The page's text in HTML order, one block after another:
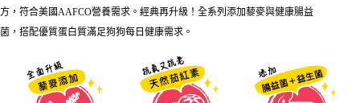
1.本服務係由「台灣大哥大股份有限公司」（以下簡稱本公司）所提供，讓
買賣價金債權讓與本公司後，依約使用本公司帳單繳交帳款。
資料（包含姓名、電話或地址）提供予台灣大哥大進項蒐集、處理及利用，
由本公司與您本人進行分期帳單所需資料之確認、核對及更正。
3.完整用戶服務條款，請詳閱以下連結：https://oppay.tw/userRule
※ 請注意：結帳手續完成當下不需立刻繳費，但若您需要取消訂單，請聯絡
購買商品的店家。未經商家同意取消之訂單仍視為有效，需透過AFTEE先享
※ 交易是否成功請以「AFTEE先享後付 」之結帳頁面顯示為準，若有關於
是否繳費成功／繳費後需取消欲退款等相關疑問，請聯繫「AFTEE先享後付
客戶支援中心」https://netprotections.freshdesk.com/support/home
每筆NT$65，滿NT$1,000(含以上)免運費
7-11取貨付款
每筆NT$65，滿NT$1,000(含以上)免運費
付款後7-11取貨
方，符合美國AAFCO營養需求。經典再升級！全系列添加藜麥與健康腸益
菌，搭配優質蛋白質滿足狗狗每日健康需求。